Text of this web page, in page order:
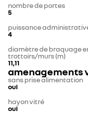
nombre de portes
5
puissance
4
diamètre de braquage
trottoirs/murs (m)
11,11
amenagements
sans prise alimentation
oui
hayon vitré
oui